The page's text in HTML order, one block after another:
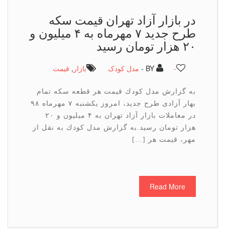
در بازار آزاد تهران قیمت سكه
طرح جدید ۷ مهرماه به ۴ میلیون و
BY - مدل کودک بازار ,قیمت
به گزارش مدل كودك قیمت هر قطعه سكه تمام
بهار آزادی طرح جدید، امروز یكشنبه ۷ مهرماه ۹۸
در معاملات بازار آزاد تهران به ۴ میلیون و ۲۰
هزار تومان رسید.به گزارش مدل كودك به نقل از
مهر، قیمت هر […]
Read More